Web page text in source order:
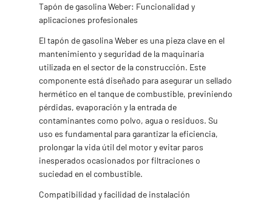
Tapón de gasolina Weber: Funcionalidad y
aplicaciones profesionales
El tapón de gasolina Weber es una pieza clave en el
mantenimiento y seguridad de la maquinaria
utilizada en el sector de la construcción. Este
componente está diseñado para asegurar un sellado
hermético en el tanque de combustible, previniendo
pérdidas, evaporación y la entrada de
contaminantes como polvo, agua o residuos. Su
uso es fundamental para garantizar la eficiencia,
prolongar la vida útil del motor y evitar paros
inesperados ocasionados por filtraciones o
suciedad en el combustible.
Compatibilidad y facilidad de instalación